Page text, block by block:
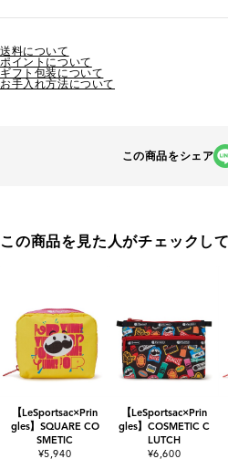
送料について
ポイントについて
ギフト包装について
お手入れ方法について
この商品をシェア
この商品を見た人がチェックし
【LeSportsac×Prin
gles】SQUARE CO
SMETIC
¥5,940
【LeSportsac×Prin
gles】COSMETIC C
LUTCH
¥6,600